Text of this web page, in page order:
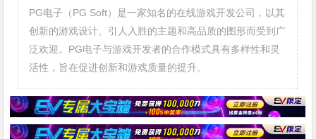
PG电子（PG Soft）是一家知名的在线游戏开发公司，以其
创新的游戏设计、引人入胜的主题和高品质的图形而受到广
泛欢迎。PG电子与游戏开发者的合作模式具有多样性和灵
活性，旨在促进创新和游戏质量的提升。